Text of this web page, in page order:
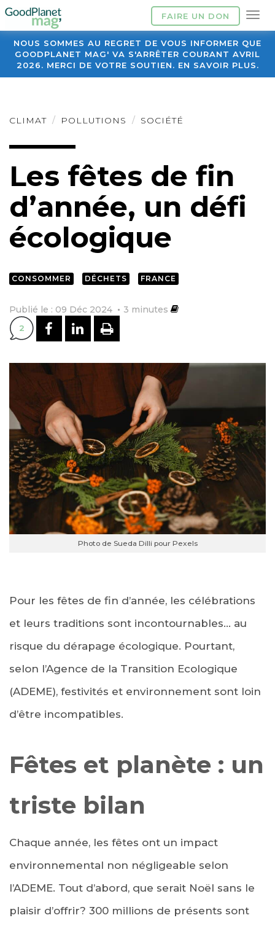
FAIRE UN DON
NOUS SOMMES AU REGRET DE VOUS INFORMER QUE
GOODPLANET MAG' VA S'ARRÊTER COURANT AVRIL
2026. MERCI DE VOTRE SOUTIEN. EN SAVOIR PLUS.
CLIMAT POLLUTIONS SOCIÉTÉ
Les fêtes de fin
d’année, un défi
écologique
CONSOMMER DÉCHETS FRANCE
Publié le : 09 Déc 2024 3 minutes
2 PARTAGER SUR FACEBOOK
PARTAGER SUR
IMPRIMER
Photo de Sueda Dilli pour Pexels
Pour les fêtes de fin d’année, les célébrations
et leurs traditions sont incontournables… au
risque du dérapage écologique. Pourtant,
selon l’Agence de la Transition Ecologique
(ADEME), festivités et environnement sont loin
d’être incompatibles.
Fêtes et planète : un
triste bilan
Chaque année, les fêtes ont un impact
environnemental non négligeable selon
l’ADEME. Tout d’abord, que serait Noël sans le
plaisir d’offrir? 300 millions de présents sont